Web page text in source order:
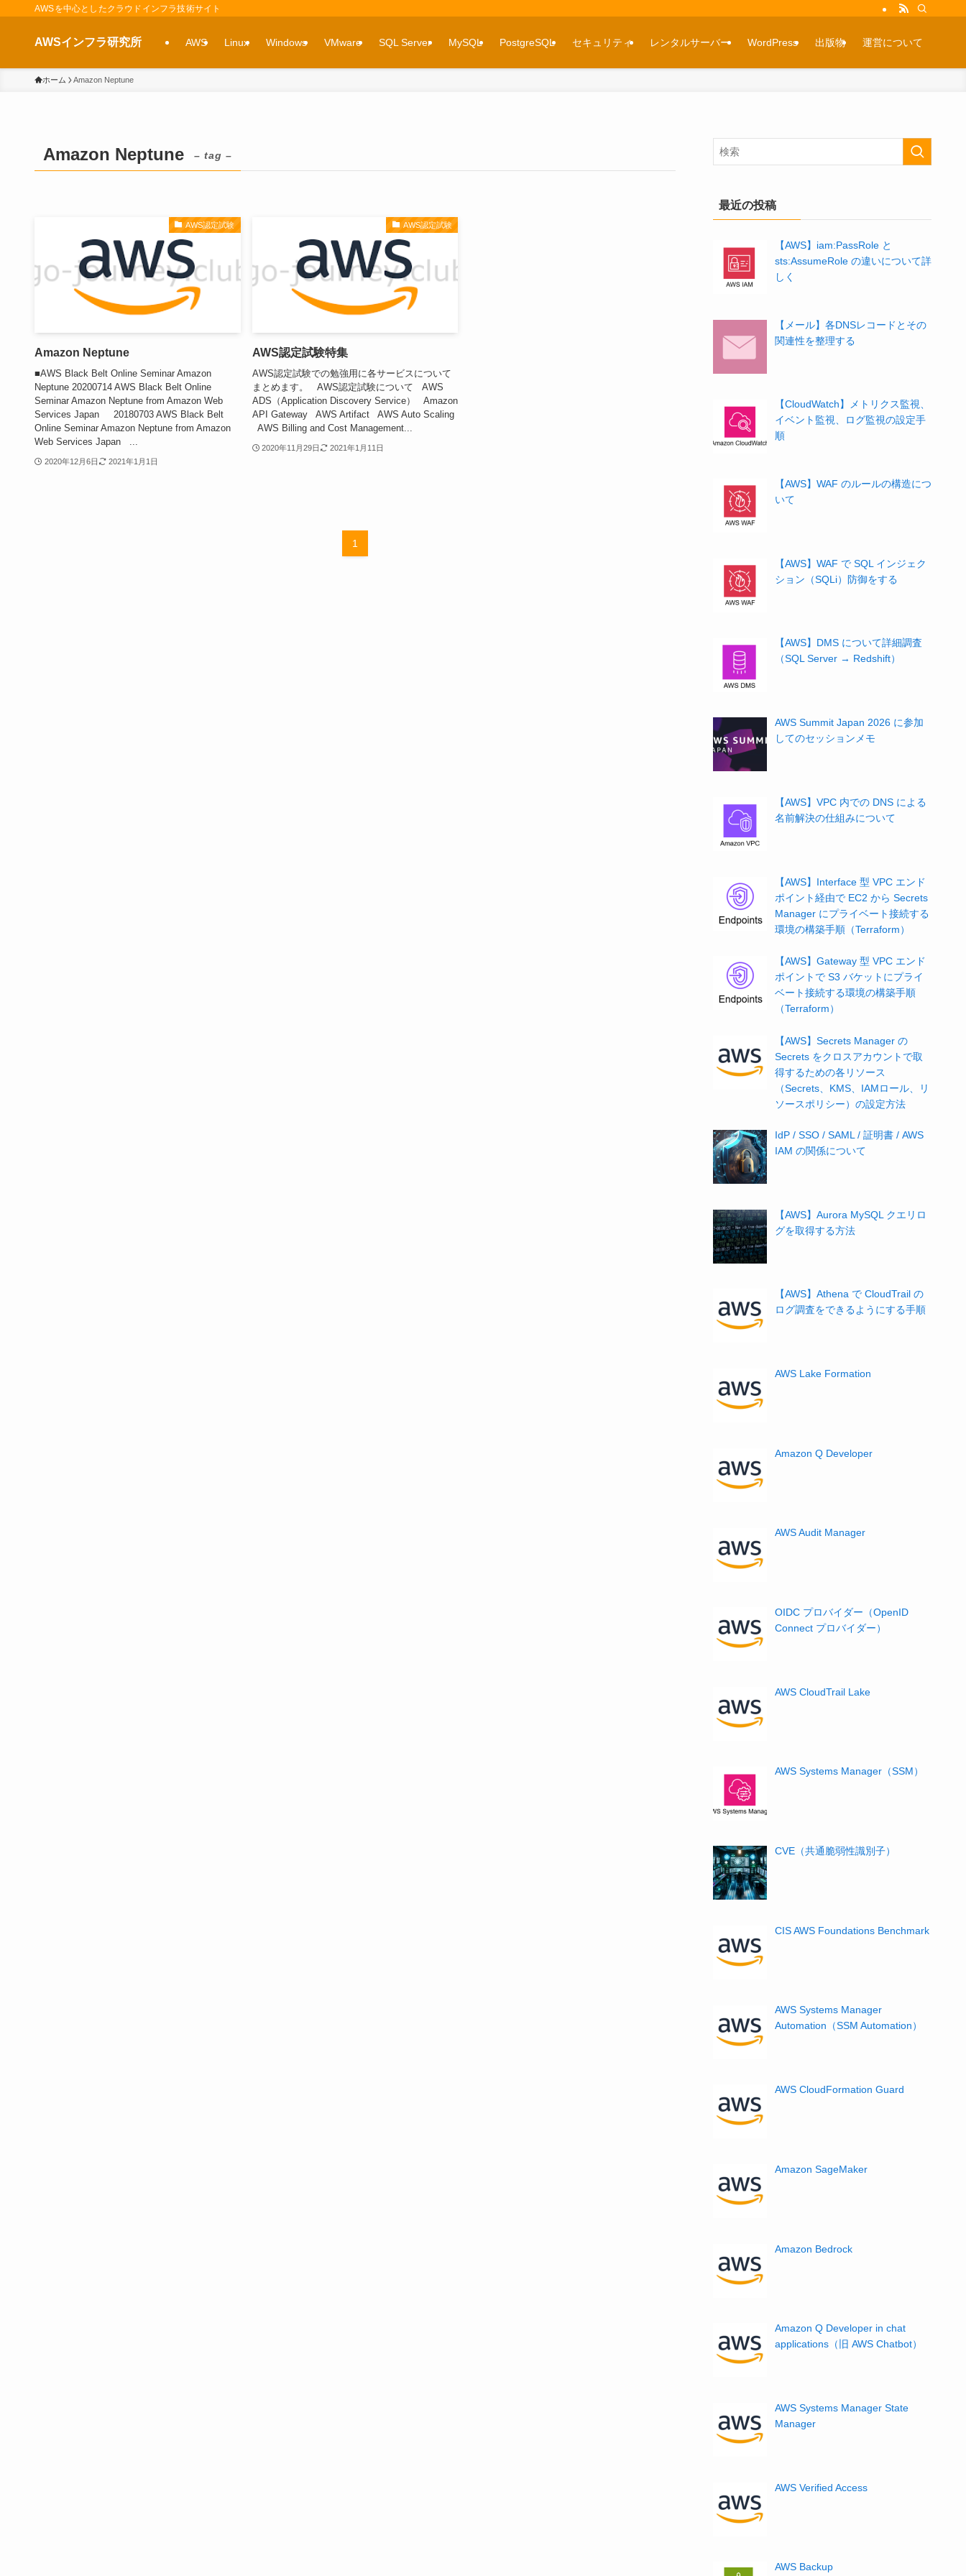
AWSを中心としたクラウドインフラ技術サイト
AWSインフラ研究所 AWS Linux Windows VMware SQL Server MySQL PostgreSQL セキュリティ レンタルサーバー WordPress 出版物 運営について
ホーム Amazon Neptune
Amazon Neptune – tag –
AWS認定試験
Amazon Neptune
■AWS Black Belt Online Seminar Amazon
Neptune 20200714 AWS Black Belt Online
Seminar Amazon Neptune from Amazon Web
Services Japan 20180703 AWS Black Belt
Online Seminar Amazon Neptune from Amazon
Web Services Japan ...
2020年12月6日 2021年1月1日
AWS認定試験
AWS認定試験特集
AWS認定試験での勉強用に各サービスについて
まとめます。 AWS認定試験について AWS
ADS（Application Discovery Service） Amazon
API Gateway AWS Artifact AWS Auto Scaling
AWS Billing and Cost Management...
2020年11月29日 2021年1月11日
1
最近の投稿
【AWS】iam:PassRole と
sts:AssumeRole の違いについて詳
しく
【メール】各DNSレコードとその
関連性を整理する
【CloudWatch】メトリクス監視、
イベント監視、ログ監視の設定手
順
【AWS】WAF のルールの構造につ
いて
【AWS】WAF で SQL インジェク
ション（SQLi）防御をする
【AWS】DMS について詳細調査
（SQL Server → Redshift）
AWS Summit Japan 2026 に参加
してのセッションメモ
【AWS】VPC 内での DNS による
名前解決の仕組みについて
【AWS】Interface 型 VPC エンド
ポイント経由で EC2 から Secrets
Manager にプライベート接続する
環境の構築手順（Terraform）
【AWS】Gateway 型 VPC エンド
ポイントで S3 バケットにプライ
ベート接続する環境の構築手順
（Terraform）
【AWS】Secrets Manager の
Secrets をクロスアカウントで取
得するための各リソース
（Secrets、KMS、IAMロール、リ
ソースポリシー）の設定方法
IdP / SSO / SAML / 証明書 / AWS
IAM の関係について
【AWS】Aurora MySQL クエリロ
グを取得する方法
【AWS】Athena で CloudTrail の
ログ調査をできるようにする手順
AWS Lake Formation
Amazon Q Developer
AWS Audit Manager
OIDC プロバイダー（OpenID
Connect プロバイダー）
AWS CloudTrail Lake
AWS Systems Manager（SSM）
CVE（共通脆弱性識別子）
CIS AWS Foundations Benchmark
AWS Systems Manager
Automation（SSM Automation）
AWS CloudFormation Guard
Amazon SageMaker
Amazon Bedrock
Amazon Q Developer in chat
applications（旧 AWS Chatbot）
AWS Systems Manager State
Manager
AWS Verified Access
AWS Backup